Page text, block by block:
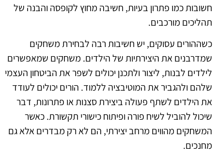
חשובות כמו פתרון בעיות, חשיבה מחוץ לקופסה והבנה של
תהליכים מורכבים.
כשההורים עסוקים, יש חשיבות רבה לבחירת משחקים
שמדרבנים את היצירתיות של הילדים. משחקים שמאפשרים
לילדים לבנות, ליצור ולתכנן יכולים לשפר את הביטחון העצמי
שלהם ולהגביר את המוטיבציה ללמוד. הורים יכולים לעודד
את הילדים לשתף פעולה ביצירת סצנות או פתרונות, דבר
שיכול להוביל לשיח פורה ופיתוח כישורי תקשורת. כאשר
המשחקים מהווים מרחב יצירתי, הם לא רק מבדרים אלא גם
מחנכים.